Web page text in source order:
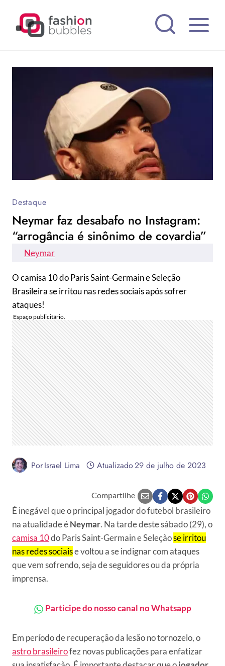
Destaque
Neymar faz desabafo no Instagram:
“arrogância é sinônimo de covardia”
Neymar
O camisa 10 do Paris Saint-Germain e Seleção
Brasileira se irritou nas redes sociais após sofrer
ataques!
PorIsrael Lima Atualizado29 de julho de 2023
Compartilhe
É inegável que o principal jogador do futebol brasileiro
na atualidade éNeymar. Na tarde deste sábado (29), o
camisa 10do Paris Saint-Germain e Seleçãose irritou
nas redes sociaise voltou a se indignar com ataques
que vem sofrendo, seja de seguidores ou da própria
imprensa.
Participe do nosso canal no Whatsapp
Em período de recuperação da lesão no tornozelo, o
astro brasileirofez novas publicações para enfatizar